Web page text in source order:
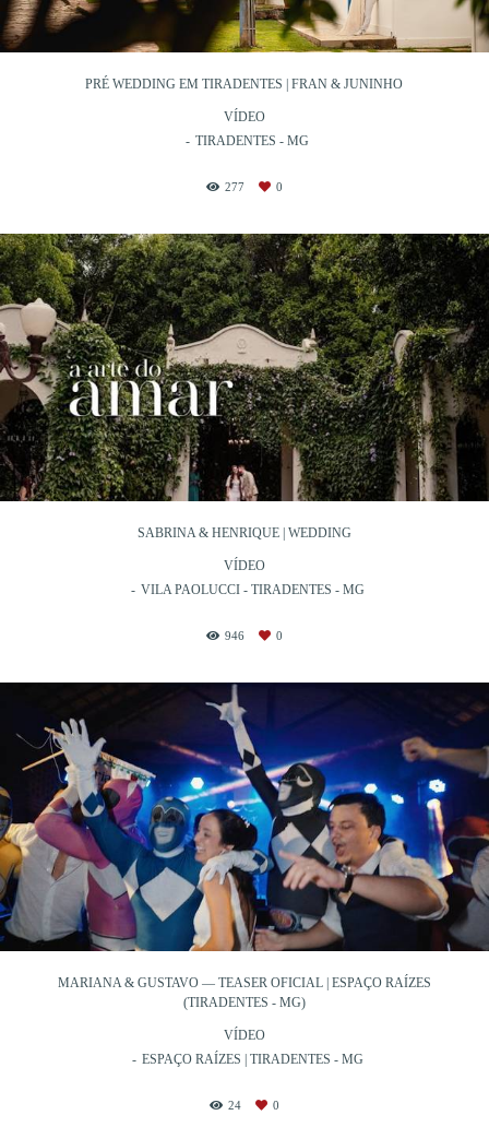
PRÉ WEDDING EM TIRADENTES | FRAN & JUNINHO
VÍDEO
TIRADENTES - MG
277 0
SABRINA & HENRIQUE | WEDDING
VÍDEO
VILA PAOLUCCI - TIRADENTES - MG
946 0
MARIANA & GUSTAVO — TEASER OFICIAL | ESPAÇO RAÍZES
(TIRADENTES - MG)
VÍDEO
ESPAÇO RAÍZES | TIRADENTES - MG
24 0